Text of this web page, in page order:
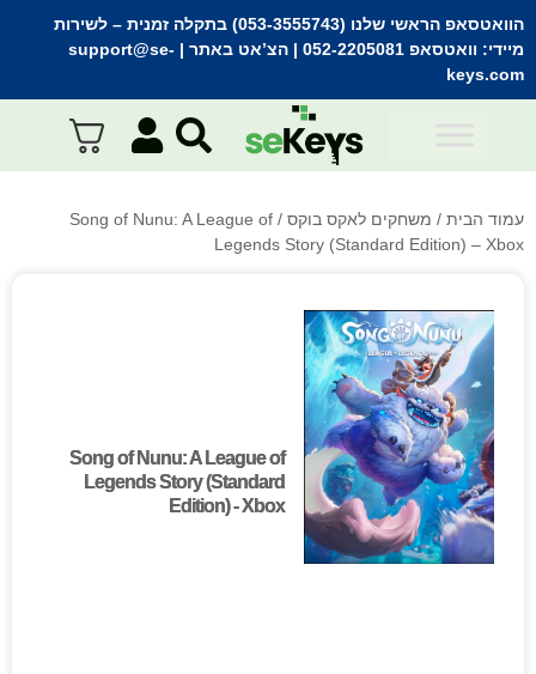
הוואטסאפ הראשי שלנו (053-3555743) בתקלה זמנית
– לשירות
מיידי: וואטסאפ 052-2205081 | הצ’אט באתר | support@se-
keys.com
עמוד הבית / משחקים לאקס בוקס
/ Song of Nunu: A League of
Legends Story (Standard Edition) – Xbox
Song of Nunu: A League of
Legends Story (Standard
Edition) - Xbox
Song of Nunu: A League of
Legends Story (Standard
Edition) - Xbox